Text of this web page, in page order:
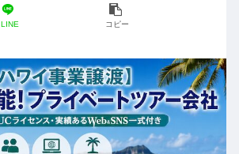
LINE コピー